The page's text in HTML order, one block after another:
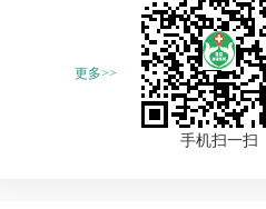
更多>>
手机扫一扫